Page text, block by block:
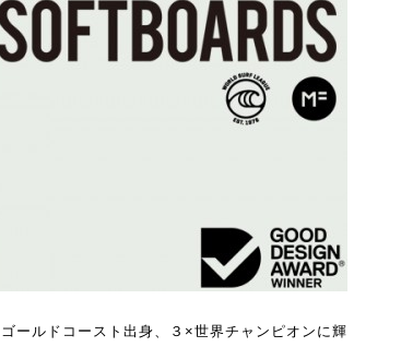
ールドコースト出身、３×世界チャンピオンに輝